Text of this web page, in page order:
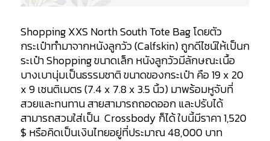
Shopping XXS North South Tote Bagโดยตัว
กระเป๋าทำมาจากหนังลูกวัว (Calfskin) ถูกดีไซน์ให้เป็นก
ระเป๋า Shopping ขนาดเล็ก หนังลูกวัวมีลักษณะเนื้อ
บางเบานุ่มเป็นธรรมชาติ ขนาดของกระเป๋า คือ 19 x 20
x 9 เซนติเมตร (7.4 x 7.8 x 3.5 นิ้ว) มาพร้อมหูจับที่
สวยและทนทาน สายสามารถถอดออก และปรับได้
สามารถสวมใส่เป็น Crossbody ก็ได้ ใบนี้มีราคา 1,520
$ หรือคิดเป็นเงินไทยอยู่ที่ประมาณ 48,000 บาท